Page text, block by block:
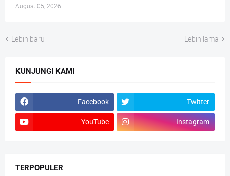
August 05, 2026
Lebih baru Lebih lama
KUNJUNGI KAMI
Facebook Twitter
YouTube Instagram
TERPOPULER